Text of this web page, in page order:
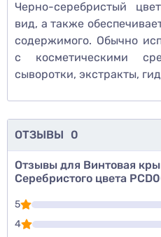
Черно-серебристый
вид, а также
содержимого. Обычно
с косметическими
сыворотки, экстракты,
ОТЗЫВЫ 0
Отзывы для Винтовая
Серебристого цвета
5
4